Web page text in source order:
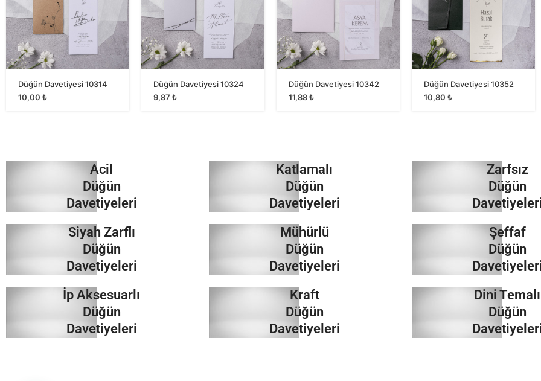
Düğün Davetiyesi 10314
10,00 ₺
Düğün Davetiyesi 10324
9,87 ₺
Düğün Davetiyesi 10342
11,88₺
Düğün Davetiyesi 10352
10,80 ₺
Acil
Düğün
Davetiyeleri
İncele
Siyah Zarflı
Düğün
Davetiyeleri
İncele
İp Aksesuarlı
Düğün
Davetiyeleri
Katlamalı
Düğün
Davetiyeleri
İncele
Mühürlü
Düğün
Davetiyeleri
İncele
Kraft
Düğün
Davetiyeleri
Zarfsız
Düğün
İncele
Şeffaf
Düğün
İncele
Dini Temalı
Düğün